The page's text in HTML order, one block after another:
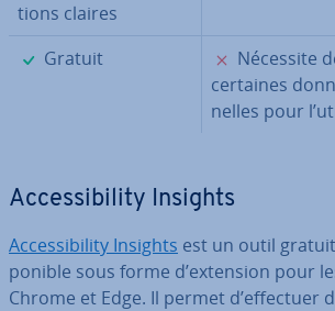
tions claires
✓
Gratuit ✗
Nécessite
certaines
nelles pour
Ac­ces­si­bi­lity Insights
Ac­ces­si­bi­lity Insights est un outil
po­nible sous forme d’extension pour
Chrome et Edge. Il permet d’effectuer